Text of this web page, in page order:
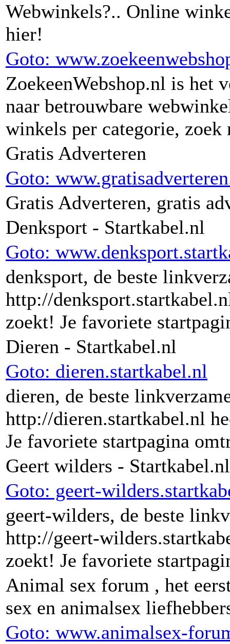
Webwinkels?.. Online
hier!
Goto:
ZoekeenWebshop.nl is het
naar betrouwbare
winkels per categorie,
Gratis Adverteren
Goto:
Gratis Adverteren, gratis
Denksport - Startkabel.nl
Goto:
denksport, de beste
http://
zoekt! Je favoriete
Dieren - Startkabel.nl
Goto: dieren.startkabel.nl
dieren, de beste
http://dieren.startkabel.nl
Je favoriete startpagina
Geert wilders - Startkabel.nl
Goto: geert-
geert-wilders, de beste
http://geert-
zoekt! Je favoriete
Animal sex forum , het
sex en animalsex
Goto: www.animalsex-